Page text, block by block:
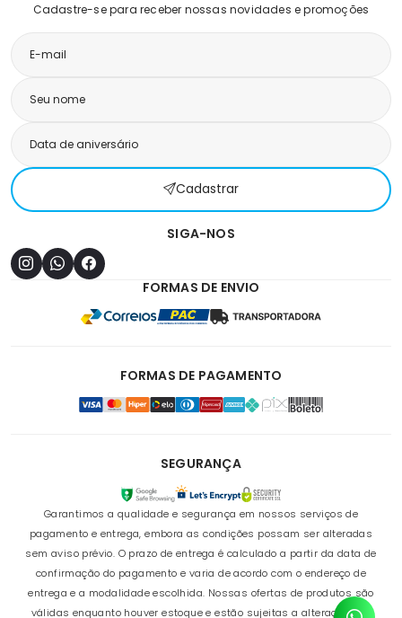
Cadastre-se para receber nossas novidades e promoções
Cadastrar
SIGA-NOS
FORMAS DE ENVIO
FORMAS DE PAGAMENTO
SEGURANÇA
Garantimos a qualidade e segurança em nossos serviços de
pagamento e entrega, embora as condições possam ser alteradas
sem aviso prévio. O prazo de entrega é calculado a partir da data de
confirmação do pagamento e varia de acordo com o endereço de
entrega e a modalidade escolhida. Nossas ofertas de produtos são
válidas enquanto houver estoque e estão sujeitas a alterações de